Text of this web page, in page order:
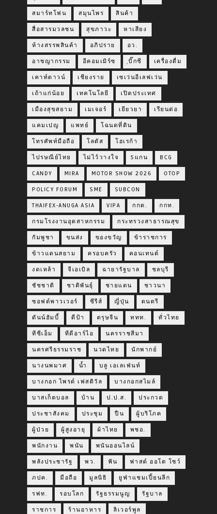
สมาร์ทโฟน สมุนไพร สินค้า
สื่อสารมวลชน สุขภาวะ หาเสียง
ห้างสรรพสินค้า อภิปราย อว.
อาชญากรรม อีคอมเมิร์ซ ฺบิ๊กซี เครื่องดื่ม
เคาท์ดาวน์ เชียงราย เซเว่นอีเลฟเว่น
เถ้าแก่น้อย เทคโนโลยี เปิดประเทศ
เมืองสุขสยาม เมเจอร์ เยียวยา เรียนต่อ
แคมเปญ แพทย์ โฉนดที่ดิน
โทรศัพท์มือถือ โลตัส โฮเรก้า
ไปรษณีย์ไทย ไม่ไว้วางใจ 5แกน BCG
CANDY MIRA MOTOR SHOW 2026 OTOP
POLICY FORUM SME SUBCON
THAIFEX-ANUGA ASIA VIPA กกต. กกท.
กรมโรงงานอุตสาหกรรม กระทรวงสาธารณสุข
กัมพูชา ขนส่ง ของขวัญ ข้าราชการ
ข้าวแดนสยาม ครอบครัว คอนเทนต์
งดเหล้า จีเอเบิล ฉายารัฐบาล ชลบุรี
ชัชชาติ ชาติพันธุ์ ชายแดน ชาวนา
ซอฟต์พาวเวอร์ ซีรีส์ ญี่ปุ่น ดนตรี
ดันน์ฮัมบี้ ดีป้า ตรุษจีน ททท. ทั่วไทย
ทีซีเอ็ม ทีดีอาร์ไอ นครราชสีมา
นครศรีธรรมราช นวดไทย นักพากย์
นางนพมาศ น้ำ บลู เอเลเฟ่นท์
บางกอก ไพรด์ เฟสติวัล บางกอกสไมล์
บาสเก็ตบอล บ้าน ป.ป.ส. ประกวด
ประชาสังคม ประชุม ปืน ผู้บริโภค
ผู้ป่วย ผู้สูงอายุ ผ้าไทย พชอ.
พนักงาน พนัน พนันออนไลน์
พลังประชารัฐ พว. ฟัน ฟาสต์ ออโต โชว์
ภปค. มือถือ มูลนิธิ ยูฟ่าแชมเปี้ยนลีก
รฟท. รอบโลก รัฐธรรมนูญ รัฐบาล
ราชการ ร้านอาหาร ลิเวอร์พูล